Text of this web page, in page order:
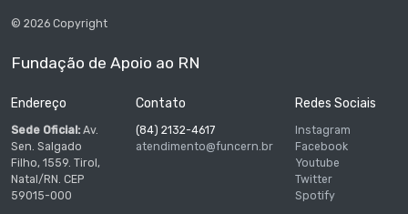
© 2026 Copyright
Fundação de Apoio ao RN
Endereço
Sede Oficial: Av.
Sen. Salgado
Filho, 1559. Tirol,
Natal/RN. CEP
59015-000
Contato
(84) 2132-4617
atendimento@funcern.br
Redes Sociais
Instagram
Facebook
Youtube
Twitter
Spotify